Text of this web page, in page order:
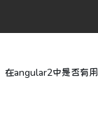
在angular2中是否有